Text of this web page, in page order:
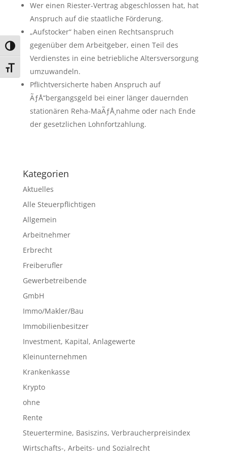
Umschalten auf hohe Kontraste
Schrift vergrößern
Wer einen Riester-Vertrag abgeschlossen hat, hat
Anspruch auf die staatliche Förderung.
„Aufstocker“ haben einen Rechtsanspruch
gegenüber dem Arbeitgeber, einen Teil des
Verdienstes in eine betriebliche Altersversorgung
umzuwandeln.
Pflichtversicherte haben Anspruch auf
ÃƒÅ“bergangsgeld bei einer länger dauernden
stationären Reha-MaÃƒÅ¸nahme oder nach Ende
der gesetzlichen Lohnfortzahlung.
Kategorien
Aktuelles
Alle Steuerpflichtigen
Allgemein
Arbeitnehmer
Erbrecht
Freiberufler
Gewerbetreibende
GmbH
Immo/Makler/Bau
Immobilienbesitzer
Investment, Kapital, Anlagewerte
Kleinunternehmen
Krankenkasse
Krypto
ohne
Rente
Steuertermine, Basiszins, Verbraucherpreisindex
Wirtschafts-, Arbeits- und Sozialrecht